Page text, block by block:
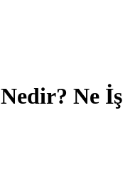
Nedir? Ne İş